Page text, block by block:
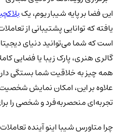
این فضا بر پایه شیباریوم، یک
یافته که توانایی پشتیبانی از
است که شما می‌توانید دنیای
گالری هنری، پارک زیبا یا فضایی
همه چیز به خلاقیت شما بستگی
علاوه بر این، امکان نمایش شخصیت
تجربه‌ای منحصربه‌فرد و شخصی را
چرا متاورس شیبا اینو آینده